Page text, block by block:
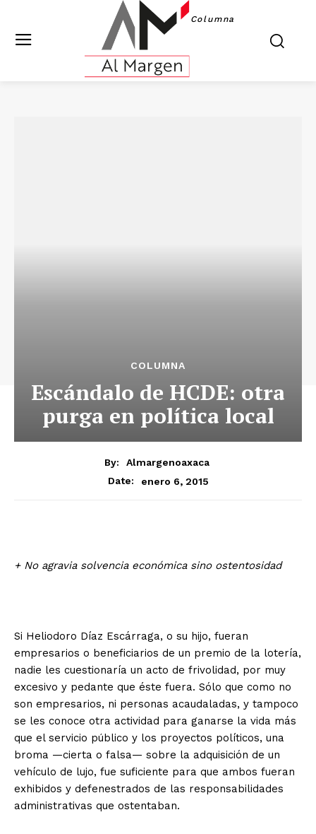
Columna
COLUMNA
Escándalo de HCDE: otra
purga en política local
By:
Almargenoaxaca
Date:
enero 6, 2015
+ No agravia solvencia económica sino ostentosidad
Si Heliodoro Díaz Escárraga, o su hijo, fueran
empresarios o beneficiarios de un premio de la lotería,
nadie les cuestionaría un acto de frivolidad, por muy
excesivo y pedante que éste fuera. Sólo que como no
son empresarios, ni personas acaudaladas, y tampoco
se les conoce otra actividad para ganarse la vida más
que el servicio público y los proyectos políticos, una
broma —cierta o falsa— sobre la adquisición de un
vehículo de lujo, fue suficiente para que ambos fueran
exhibidos y defenestrados de las responsabilidades
administrativas que ostentaban.